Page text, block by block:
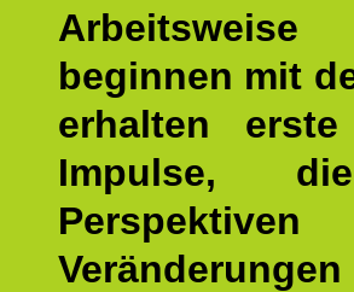
beginnen mit
erhalten
Impulse,